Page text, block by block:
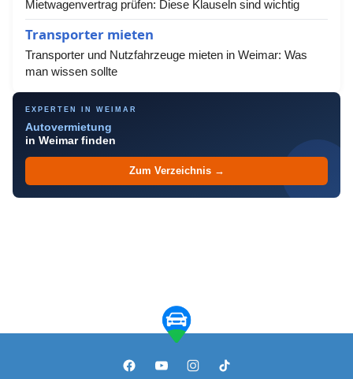
Mietwagenvertrag prüfen: Diese Klauseln sind wichtig
Transporter mieten
Transporter und Nutzfahrzeuge mieten in Weimar: Was
man wissen sollte
EXPERTEN IN WEIMAR
Autovermietung
in Weimar finden
Zum Verzeichnis →